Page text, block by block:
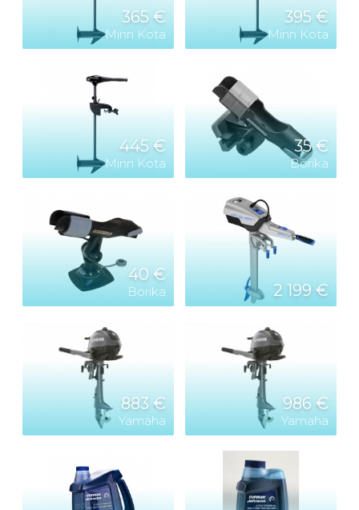
365 €
Minn Kota
395 €
Minn Kota
445 €
Minn Kota
35 €
Borika
40 €
Borika 2 199 €
883 €
Yamaha
986 €
Yamaha